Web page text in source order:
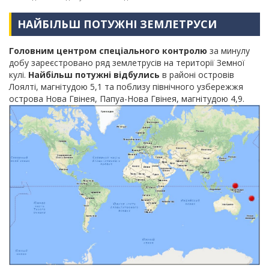
НАЙБІЛЬШ ПОТУЖНІ ЗЕМЛЕТРУСИ
Головним центром спеціального контролю за минулу
добу зареєстровано ряд землетрусів на території Земної
кулі. Найбільш потужні відбулись в районі островів
Лоялті, магнітудою 5,1 та поблизу північного узбережжя
острова Нова Гвінея, Папуа-Нова Гвінея, магнітудою 4,9.